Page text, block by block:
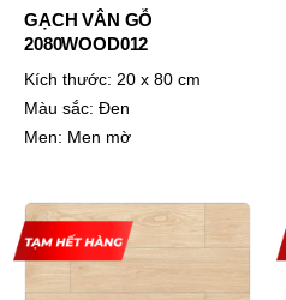
GẠCH VÂN GỖ
2080WOOD012
Kích thước: 20 x 80 cm
Màu sắc: Đen
Men: Men mờ